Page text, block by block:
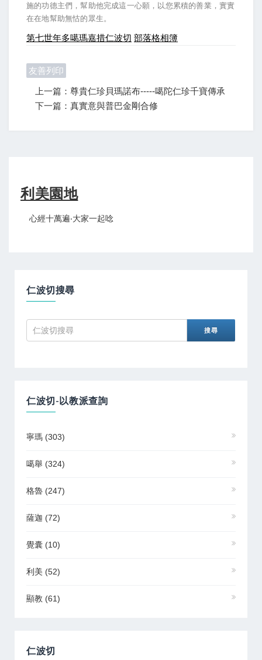
施的功德主們，幫助他完成這一心願，以您累積的善業，實實
在在地幫助無怙的眾生。
第七世年多噶瑪嘉措仁波切 部落格相簿
友善列印
上一篇：尊貴仁珍貝瑪諾布-----噶陀仁珍千寶傳承
下一篇：真實意與普巴金剛合修
利美園地
心經十萬遍‧大家一起唸
仁波切搜尋
仁波切-以教派查詢
寧瑪 (303)
噶舉 (324)
格魯 (247)
薩迦 (72)
覺囊 (10)
利美 (52)
顯教 (61)
仁波切